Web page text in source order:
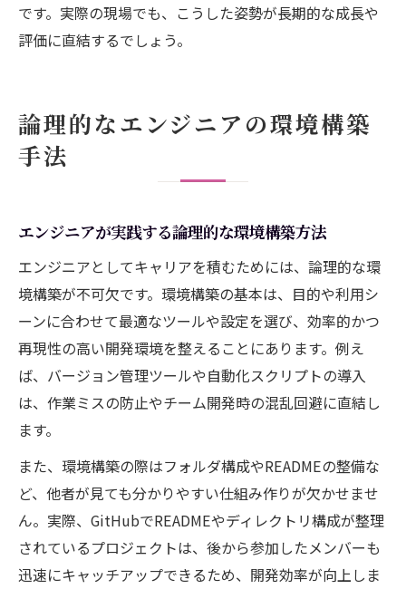
です。実際の現場でも、こうした姿勢が長期的な成長や
評価に直結するでしょう。
論理的なエンジニアの環境構築
手法
エンジニアが実践する論理的な環境構築方法
エンジニアとしてキャリアを積むためには、論理的な環
境構築が不可欠です。環境構築の基本は、目的や利用シ
ーンに合わせて最適なツールや設定を選び、効率的かつ
再現性の高い開発環境を整えることにあります。例え
ば、バージョン管理ツールや自動化スクリプトの導入
は、作業ミスの防止やチーム開発時の混乱回避に直結し
ます。
また、環境構築の際はフォルダ構成やREADMEの整備な
ど、他者が見ても分かりやすい仕組み作りが欠かせませ
ん。実際、GitHubでREADMEやディレクトリ構成が整理
されているプロジェクトは、後から参加したメンバーも
迅速にキャッチアップできるため、開発効率が向上しま